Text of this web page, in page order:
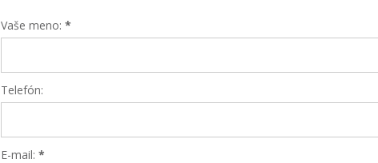
Vaše meno:*
Telefón:
E-mail:*